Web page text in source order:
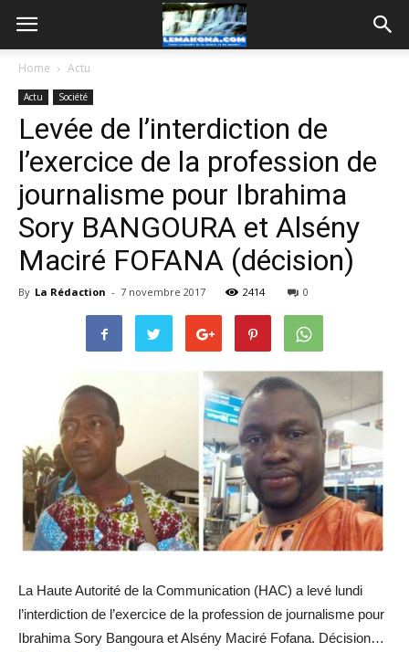
Home Actu
Actu Société
Levée de l’interdiction de
l’exercice de la profession de
journalisme pour Ibrahima
Sory BANGOURA et Alsény
Maciré FOFANA (décision)
By La Rédaction - 7 novembre 2017 2414 0
La Haute Autorité de la Communication (HAC) a levé lundi
l’interdiction de l’exercice de la profession de journalisme pour
Ibrahima Sory Bangoura et Alsény Maciré Fofana. Décision…